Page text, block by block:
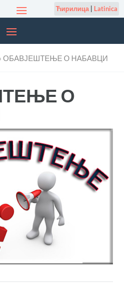
Ћирилица| Latinica
ОБАВЈЕШТЕЊЕ О НАБАВЦИ
О